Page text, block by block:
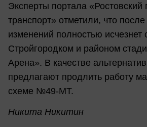
Эксперты портала «Ростовский
транспорт» отметили, что
изменений полностью исчезнет
Стройгородком и районом
Арена». В качестве
предлагают продлить работу
схеме №49-МТ.
Никита Никитин